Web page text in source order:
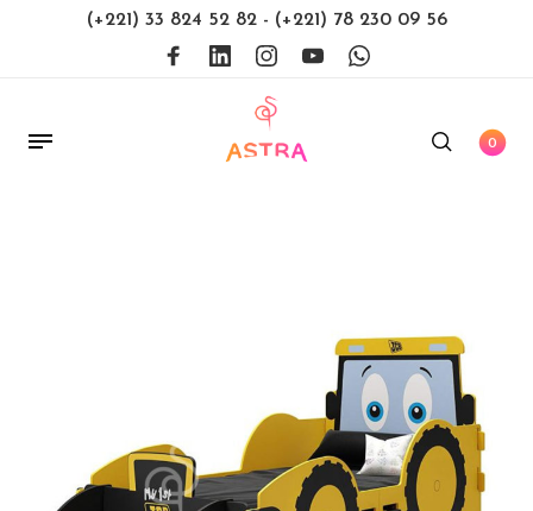
(+221) 33 824 52 82 - (+221) 78 230 09 56
0